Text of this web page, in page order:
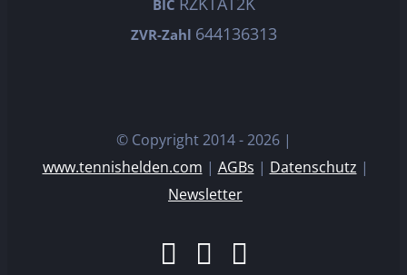
BIC
ZVR-Zahl 644136313
© Copyright 2014 -2026 |
www.tennishelden.com | AGBs | Datenschutz |
Newsletter
Facebook
Instagram